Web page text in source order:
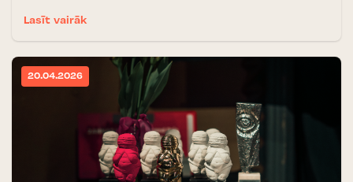
Lasīt vairāk
20.04.2026